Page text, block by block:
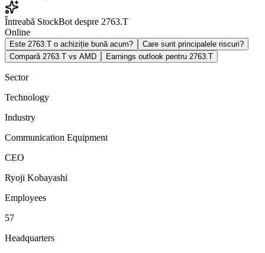
Întreabă StockBot despre 2763.T
Online
Este 2763.T o achiziție bună acum?
Care sunt principalele riscuri?
Compară 2763.T vs AMD
Earnings outlook pentru 2763.T
Sector
Technology
Industry
Communication Equipment
CEO
Ryoji Kobayashi
Employees
57
Headquarters